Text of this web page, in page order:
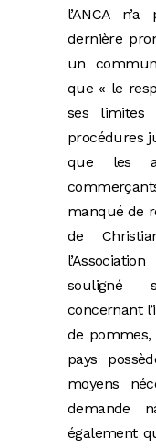
l’ANCA
dernière
un
que « le
ses limites
procédures
que les
manqué de
de
souligné
concernant
de pommes,
pays
moyens
demande
également